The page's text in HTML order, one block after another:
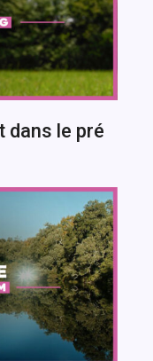
dans le pré